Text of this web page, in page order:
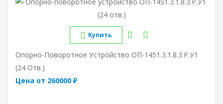
Купить
Опорно-Поворотное Устройство ОП-1451.3.1.8.3.Р.У1
(24 Отв.)
Цена от 260000 ₽